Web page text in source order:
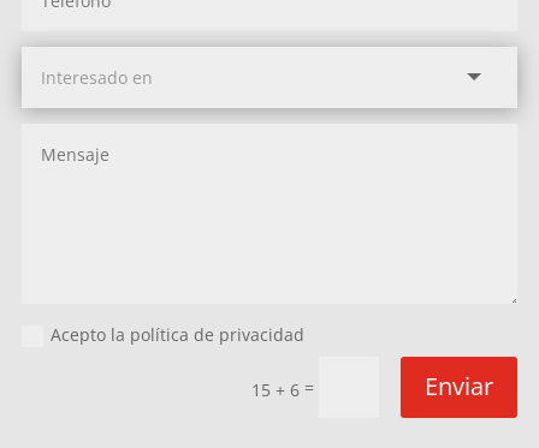
Acepto la política de privacidad
15 + 6 = Enviar